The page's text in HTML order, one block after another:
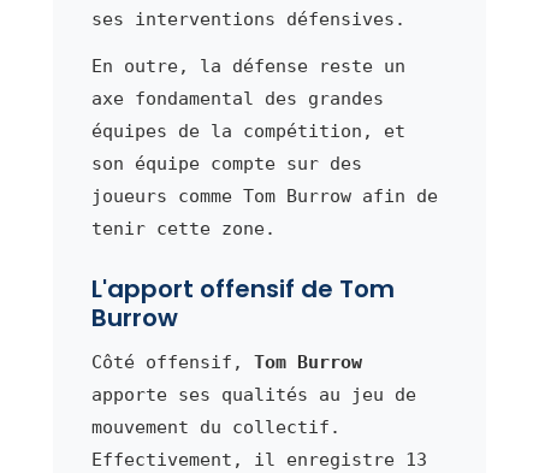
ses interventions défensives.
En outre, la défense reste un
axe fondamental des grandes
équipes de la compétition, et
son équipe compte sur des
joueurs comme Tom Burrow afin de
tenir cette zone.
L'apport offensif de Tom
Burrow
Côté offensif, Tom Burrow
apporte ses qualités au jeu de
mouvement du collectif.
Effectivement, il enregistre 13